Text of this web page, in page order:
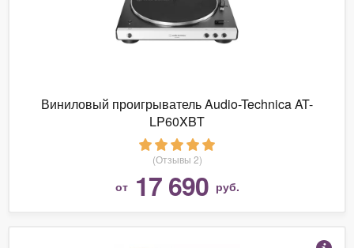
Виниловый проигрыватель Audio-Technica AT-
LP60XBT
(Отзывы 2)
от 17 690 руб.